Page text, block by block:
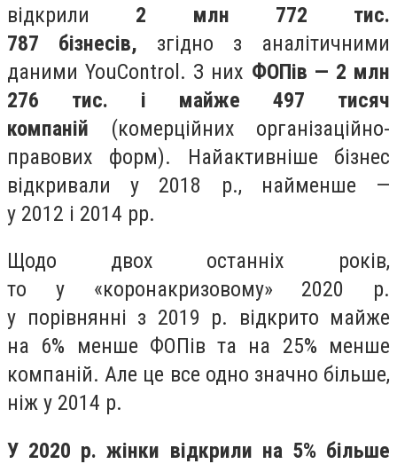
відкрили 2 млн 772 тис.
787 бізнесів, згідно з аналітичними
даними YouControl. З них ФОПів — 2 млн
276 тис. і майже 497 тисяч
компаній (комерційних організаційно-
правових форм). Найактивніше бізнес
відкривали у 2018 р., найменше —
у 2012 і 2014 рр.
Щодо двох останніх років,
то у «коронакризовому» 2020 р.
у порівнянні з 2019 р. відкрито майже
на 6% менше ФОПів та на 25% менше
компаній. Але це все одно значно більше,
ніж у 2014 р.
У 2020 р. жінки відкрили на 5% більше